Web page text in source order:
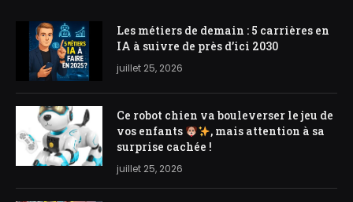
Les métiers de demain : 5 carrières en
IA à suivre de près d’ici 2030
juillet 25, 2026
Ce robot chien va bouleverser le jeu de
vos enfants
, mais attention à sa
surprise cachée !
juillet 25, 2026